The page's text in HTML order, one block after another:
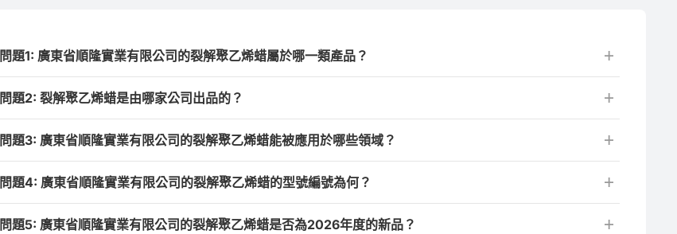
問題1: 廣東省順隆實業有限公司的裂解聚乙烯蜡屬於哪一類產品？
問題2: 裂解聚乙烯蜡是由哪家公司出品的？
問題3: 廣東省順隆實業有限公司的裂解聚乙烯蜡能被應用於哪些領域？
問題4: 廣東省順隆實業有限公司的裂解聚乙烯蜡的型號編號為何？
問題5: 廣東省順隆實業有限公司的裂解聚乙烯蜡是否為2026年度的新品？